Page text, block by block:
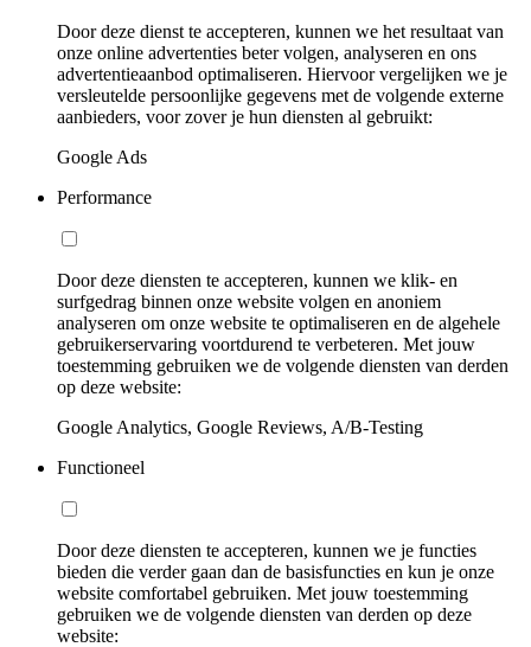
Door deze dienst te accepteren, kunnen we het resultaat van
onze online advertenties beter volgen, analyseren en ons
advertentieaanbod optimaliseren. Hiervoor vergelijken we je
versleutelde persoonlijke gegevens met de volgende externe
aanbieders, voor zover je hun diensten al gebruikt:
Google Ads
Performance
Door deze diensten te accepteren, kunnen we klik- en
surfgedrag binnen onze website volgen en anoniem
analyseren om onze website te optimaliseren en de algehele
gebruikerservaring voortdurend te verbeteren. Met jouw
toestemming gebruiken we de volgende diensten van derden
op deze website:
Google Analytics, Google Reviews, A/B-Testing
Functioneel
Door deze diensten te accepteren, kunnen we je functies
bieden die verder gaan dan de basisfuncties en kun je onze
website comfortabel gebruiken. Met jouw toestemming
gebruiken we de volgende diensten van derden op deze
website: